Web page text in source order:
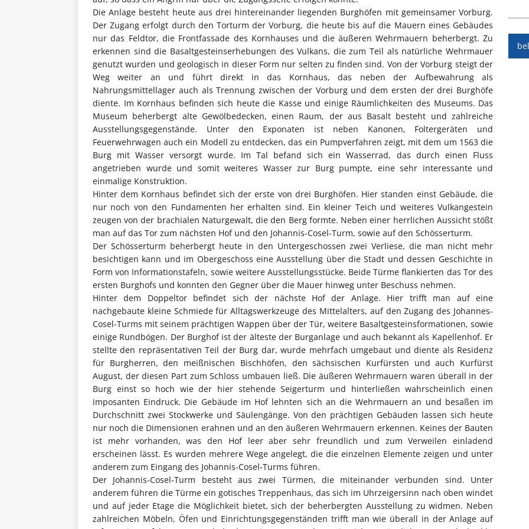
Die Anlage besteht heute aus drei hintereinander liegenden Burghöfen mit gemeinsamer Vorburg.
Der Zugang erfolgt durch den Torturm der Vorburg, die heute bis auf die Mauern eines Gebäudes
nur das Feldtor, die Frontfassade des Kornhauses und die äußeren Wehrmauern beherbergt. Zu
erkennen sind die Basaltgesteinserhebungen des Vulkans, die zum Teil als natürliche Wehrmauer
genutzt wurden und geologisch in dieser Form nur selten zu finden sind. Von der Vorburg steigt der
Weg weiter an und führt direkt in das Kornhaus, das neben der Aufbewahrung als
Nahrungsmittellager auch als Trennung zwischen der Vorburg und dem ersten der drei Burghöfe
diente. Im Kornhaus befinden sich heute die Kasse und einige Räumlichkeiten des Museums. Das
Museum beherbergt alte Gewölbedecken, einen Raum, der aus Basalt besteht und zahlreiche
Ausstellungsgegenstände. Unter den Exponaten ist neben Kanonen, Foltergeräten und
Feuerwehrwagen auch ein Modell zu entdecken, das ein Pumpverfahren zeigt, mit dem um 1563 die
Burg mit Wasser versorgt wurde. Im Tal befand sich ein Wasserrad, das durch einen Fluss
angetrieben wurde und somit weiteres Wasser zur Burg pumpte, eine sehr interessante und
einmalige Konstruktion.
Hinter dem Kornhaus befindet sich der erste von drei Burghöfen. Hier standen einst Gebäude, die
nur noch von den Fundamenten her erhalten sind. Ein kleiner Teich und weiteres Vulkangestein
zeugen von der brachialen Naturgewalt, die den Berg formte. Neben einer herrlichen Aussicht stößt
man auf das Tor zum nächsten Hof und den Johannis-Cosel-Turm, sowie auf den Schösserturm.
Der Schösserturm beherbergt heute in den Untergeschossen zwei Verliese, die man nicht mehr
besichtigen kann und im Obergeschoss eine Ausstellung über die Stadt und dessen Geschichte in
Form von Informationstafeln, sowie weitere Ausstellungsstücke. Beide Türme flankierten das Tor des
ersten Burghofs und konnten den Gegner über die Mauer hinweg unter Beschuss nehmen.
Hinter dem Doppeltor befindet sich der nächste Hof der Anlage. Hier trifft man auf eine
nachgebaute kleine Schmiede für Alltagswerkzeuge des Mittelalters, auf den Zugang des Johannes-
Cosel-Turms mit seinem prächtigen Wappen über der Tür, weitere Basaltgesteinsformationen, sowie
einige Rundbögen. Der Burghof ist der älteste der Burganlage und auch bekannt als Kapellenhof. Er
stellte den repräsentativen Teil der Burg dar, wurde mehrfach umgebaut und diente als Residenz
für Burgherren, den meißnischen Bischhöfen, den sächsischen Kurfürsten und auch Kurfürst
August, der diesen Part zum Schloss umbauen ließ. Die äußeren Wehrmauern waren überall in der
Burg einst so hoch wie der hier stehende Seigerturm und hinterließen wahrscheinlich einen
imposanten Eindruck. Die Gebäude im Hof lehnten sich an die Wehrmauern an und besaßen im
Durchschnitt zwei Stockwerke und Säulengänge. Von den prächtigen Gebäuden lassen sich heute
nur noch die Dimensionen erahnen und an den äußeren Wehrmauern erkennen. Keines der Bauten
ist mehr vorhanden, was den Hof leer aber sehr freundlich und zum Verweilen einladend
erscheinen lässt. Es wurden mehrere Wege angelegt, die die einzelnen Elemente zeigen und unter
anderem zum Eingang des Johannis-Cosel-Turms führen.
Der Johannis-Cosel-Turm besteht aus zwei Türmen, die miteinander verbunden sind. Unter
anderem führen die Türme ein gotisches Treppenhaus, das sich im Uhrzeigersinn nach oben windet
und auf jeder Etage die Möglichkeit bietet, sich der beherbergten Ausstellung zu widmen. Neben
zahlreichen Möbeln, Öfen und Einrichtungsgegenständen trifft man wie überall in der Anlage auf